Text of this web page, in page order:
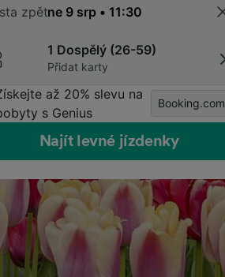
zpět
1 Dospělý (26-59)
Přidat karty
až 20% slevu na
s Genius
Booking.com
Najít levné jízdenky